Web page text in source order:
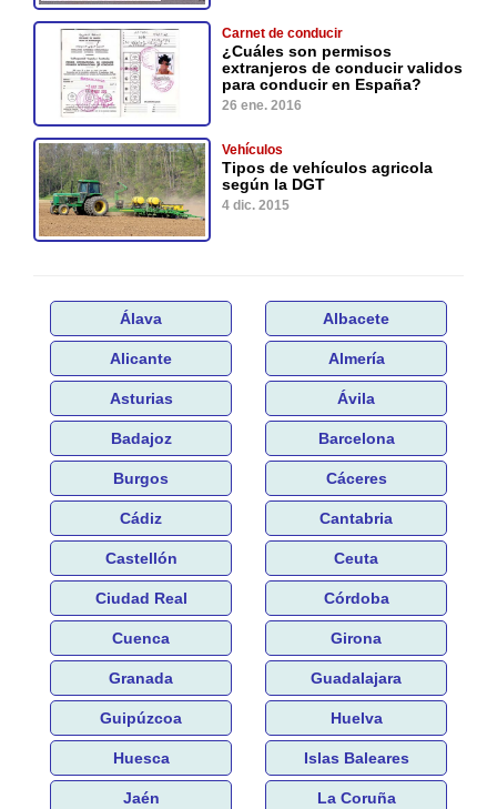
Carnet de conducir
¿Cuáles son permisos
extranjeros de conducir validos
para conducir en España?
26 ene. 2016
Vehículos
Tipos de vehículos agricola
según la DGT
4 dic. 2015
Álava Albacete
Alicante Almería
Asturias Ávila
Badajoz Barcelona
Burgos Cáceres
Cádiz Cantabria
Castellón Ceuta
Ciudad Real Córdoba
Cuenca Girona
Granada Guadalajara
Guipúzcoa Huelva
Huesca Islas Baleares
Jaén La Coruña